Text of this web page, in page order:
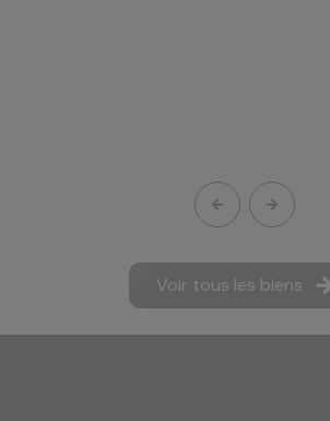
Voir tous les biens